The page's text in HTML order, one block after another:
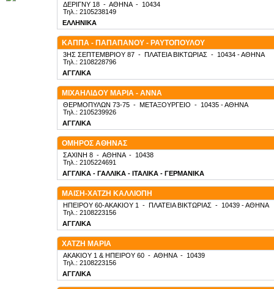
ΔΕΡΙΓΝΥ 18 - ΑΘΗΝΑ- 10434
Τηλ.: 2105238149
ΕΛΛΗΝΙΚΑ
ΚΑΠΠΑ - ΠΑΠΑΠΑΝΟΥ - ΡΑΥΤΟΠΟΥΛΟΥ
3ΗΣ ΣΕΠΤΕΜΒΡΙΟΥ 87 - ΠΛΑΤΕΙΑ ΒΙΚΤΩΡΙΑΣ - 10434 - ΑΘΗΝΑ
Τηλ.: 2108228796
ΑΓΓΛΙΚΑ
ΜΙΧΑΗΛΙΔΟΥ ΜΑΡΙΑ - ΑΝΝΑ
ΘΕΡΜΟΠΥΛΩΝ 73-75 - ΜΕΤΑΞΟΥΡΓΕΙΟ - 10435 - ΑΘΗΝΑ
Τηλ.: 2105239926
ΑΓΓΛΙΚΑ
ΟΜΗΡΟΣ ΑΘΗΝΑΣ
ΣΑΧΙΝΗ 8 - ΑΘΗΝΑ- 10438
Τηλ.: 2105224691
ΑΓΓΛΙΚΑ - ΓΑΛΛΙΚΑ - ΙΤΑΛΙΚΑ - ΓΕΡΜΑΝΙΚΑ
ΜΑΙΣΗ-ΧΑΤΖΗ ΚΑΛΛΙΟΠΗ
ΗΠΕΙΡΟΥ 60-ΑΚΑΚΙΟΥ 1 - ΠΛΑΤΕΙΑ ΒΙΚΤΩΡΙΑΣ - 10439 - ΑΘΗΝΑ
Τηλ.: 2108223156
ΑΓΓΛΙΚΑ
ΧΑΤΖΗ ΜΑΡΙΑ
ΑΚΑΚΙΟΥ 1 & ΗΠΕΙΡΟΥ 60 - ΑΘΗΝΑ- 10439
Τηλ.: 2108223156
ΑΓΓΛΙΚΑ